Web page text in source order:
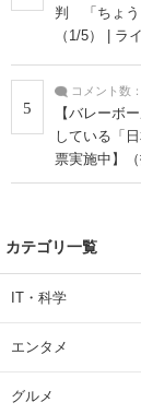
判 「ちょう
（1/5） | ラ
5
コメント数：
【バレーボ
している「
票実施中】
カテゴリ一覧
IT・科学
エンタメ
グルメ